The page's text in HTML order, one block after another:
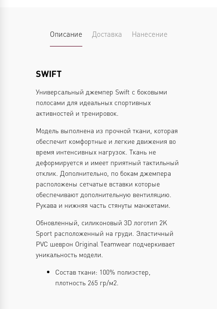
Описание Доставка Нанесение
SWIFT
Универсальный джемпер Swift с боковыми
полосами для идеальных спортивных
активностей и тренировок.
Модель выполнена из прочной ткани, которая
обеспечит комфортные и легкие движения во
время интенсивных нагрузок. Ткань не
деформируется и имеет приятный тактильный
отклик. Дополнительно, по бокам джемпера
расположены сетчатые вставки которые
обеспечивают дополнительную вентиляцию.
Рукава и нижняя часть стянуты манжетами.
Обновленный, силиконовый 3D логотип 2K
Sport расположенный на груди. Эластичный
PVC шеврон Original Teamwear подчеркивает
уникальность модели.
Состав ткани: 100% полиэстер,
плотность 265 гр/м2.